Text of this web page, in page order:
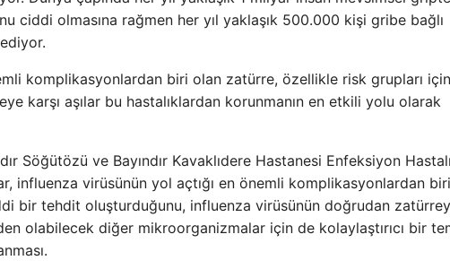
ciddi olmasına rağmen her yıl yaklaşık 500.000 kişi gribe bağlı
komplikasyonlardan biri olan zatürre, özellikle risk grupları
karşı aşılar bu hastalıklardan korunmanın en etkili yolu olarak
Söğütözü ve Bayındır Kavaklıdere Hastanesi Enfeksiyon
influenza virüsünün yol açtığı en önemli komplikasyonlardan
bir tehdit oluşturduğunu, influenza virüsünün doğrudan
olabilecek diğer mikroorganizmalar için de kolaylaştırıcı bir